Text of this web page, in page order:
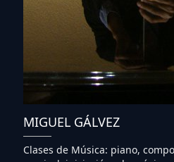
MIGUEL GÁLVEZ
Clases de Música: piano,